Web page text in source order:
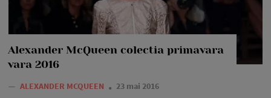
Alexander McQueen colectia primavara
vara 2016
— ALEXANDER MCQUEEN 23 mai 2016